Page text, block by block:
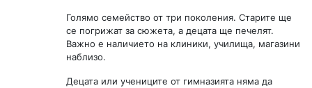
Голямо семейство от три поколения. Старите ще
се погрижат за сюжета, а децата ще печелят.
Важно е наличието на клиники, училища, магазини
наблизо.
Децата или учениците от гимназията няма да